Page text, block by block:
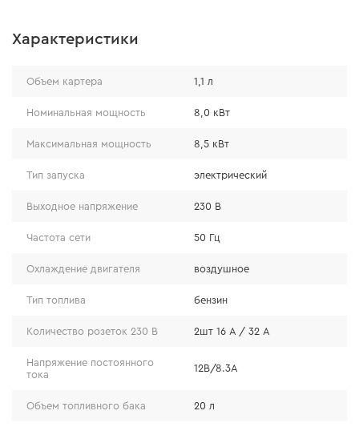
важно во время длительных отключений
технологиям шумопоглощения и конструкции
• Инверторная система автоматически регулирует
обороты двигателя в соответствии с нагрузкой,
• Есть возможность объединить два генератора для
совместимых моделях).
воздействием на окружающую среду.
Характеристики
Объем картера 1,1 л
Номинальная мощность 8,0 кВт
Максимальная мощность 8,5 кВт
Тип запуска электрический
Выходное напряжение 230 В
Частота сети 50 Гц
Охлаждение двигателя воздушное
Тип топлива бензин
Количество розеток 230 В 2шт 16 А / 32 А
Напряжение постоянного
тока
12В/8.3А
Объем топливного бака 20 л